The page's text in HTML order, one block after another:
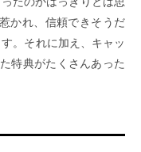
かれ、信頼できそうだ
。それに加え、キャッ
特典がたくさんあった